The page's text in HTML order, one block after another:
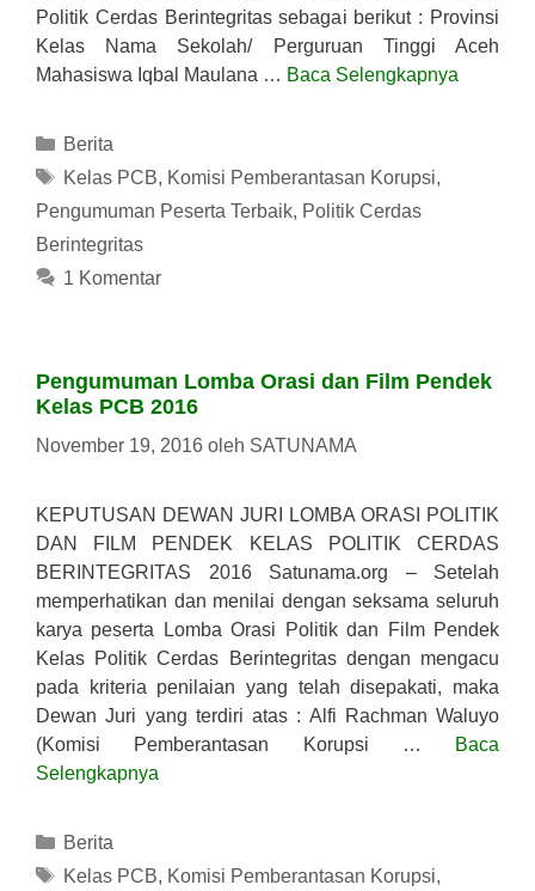
Politik Cerdas Berintegritas sebagai berikut : Provinsi
Kelas Nama Sekolah/ Perguruan Tinggi Aceh
Mahasiswa Iqbal Maulana … Baca Selengkapnya
Kategori
Berita
Tag
Kelas PCB, Komisi Pemberantasan Korupsi,
Pengumuman Peserta Terbaik, Politik Cerdas
Berintegritas
1 Komentar
Pengumuman Lomba Orasi dan Film Pendek
Kelas PCB 2016
November 19, 2016 oleh SATUNAMA
KEPUTUSAN DEWAN JURI LOMBA ORASI POLITIK
DAN FILM PENDEK KELAS POLITIK CERDAS
BERINTEGRITAS 2016 Satunama.org – Setelah
memperhatikan dan menilai dengan seksama seluruh
karya peserta Lomba Orasi Politik dan Film Pendek
Kelas Politik Cerdas Berintegritas dengan mengacu
pada kriteria penilaian yang telah disepakati, maka
Dewan Juri yang terdiri atas : Alfi Rachman Waluyo
(Komisi Pemberantasan Korupsi …
Baca
Selengkapnya
Kategori
Berita
Tag
Kelas PCB, Komisi Pemberantasan Korupsi,